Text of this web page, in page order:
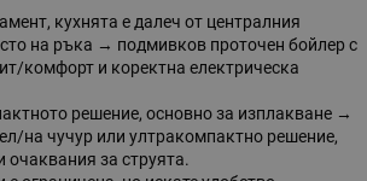
кухнята е далеч от централния
на ръка → подмивков проточен бойлер с
комфорт и коректна електрическа
решение, основно за изплакване →
на чучур или ултракомпактно решение,
очаквания за струята.